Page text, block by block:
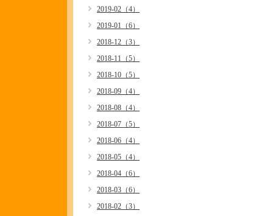
2019-02（4）
2019-01（6）
2018-12（3）
2018-11（5）
2018-10（5）
2018-09（4）
2018-08（4）
2018-07（5）
2018-06（4）
2018-05（4）
2018-04（6）
2018-03（6）
2018-02（3）